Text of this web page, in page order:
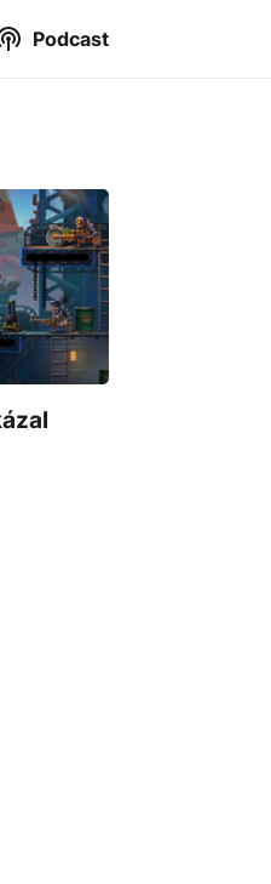
Podcast